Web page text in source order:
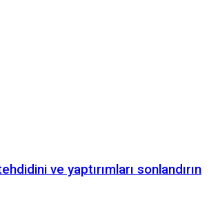
ve yaptırımları sonlandırın